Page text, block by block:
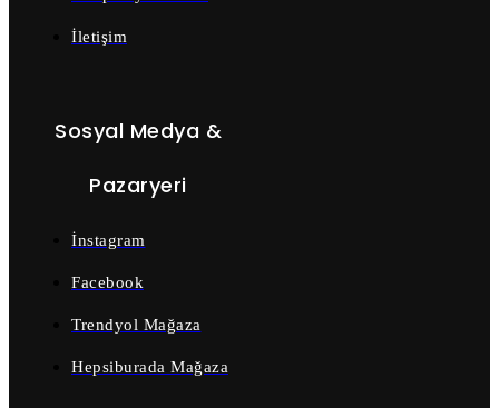
İletişim
Sosyal Medya &
Pazaryeri
İnstagram
Facebook
Trendyol Mağaza
Hepsiburada Mağaza